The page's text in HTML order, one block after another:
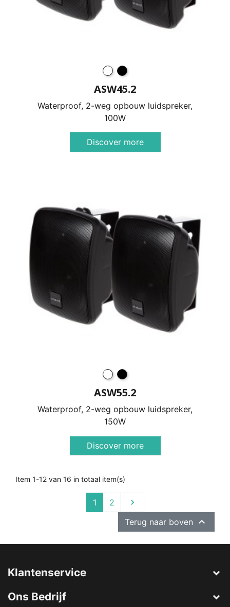
ASW45.2
Waterproof, 2-weg opbouw luidspreker,
100W
Discover more
ASW55.2
Waterproof, 2-weg opbouw luidspreker,
150W
Discover more
Item 1-12 van 16 in totaal item(s)
1 2 Volgende

Terug naar boven 
Klantenservice
Ons Bedrijf